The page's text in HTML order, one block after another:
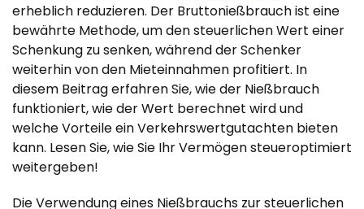
erheblich reduzieren. Der Bruttonießbrauch ist eine
bewährte Methode, um den steuerlichen Wert einer
Schenkung zu senken, während der Schenker
weiterhin von den Mieteinnahmen profitiert. In
diesem Beitrag erfahren Sie, wie der Nießbrauch
funktioniert, wie der Wert berechnet wird und
welche Vorteile ein Verkehrswertgutachten bieten
kann. Lesen Sie, wie Sie Ihr Vermögen steueroptimiert
weitergeben!
Die Verwendung eines Nießbrauchs zur steuerlichen